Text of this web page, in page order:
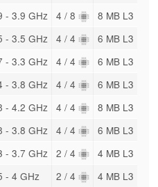
- 3.9 GHz 4 / 8 8 MB L3
- 3.5 GHz 4 / 4 6 MB L3
- 3.3 GHz 4 / 4 6 MB L3
- 3.8 GHz 4 / 4 6 MB L3
- 4.2 GHz 4 / 4 8 MB L3
- 3.8 GHz 4 / 4 6 MB L3
- 3.7 GHz 2 / 4 4 MB L3
- 4 GHz 2 / 4 4 MB L3